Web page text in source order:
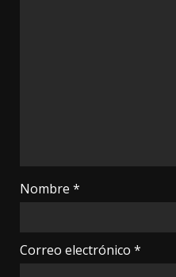
Nombre *
Correo electrónico *